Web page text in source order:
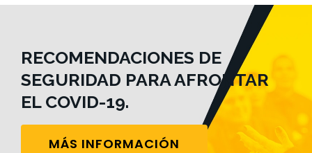
RECOMENDACIONES DE
SEGURIDAD PARA AFRONTAR
EL COVID-19.
MÁS INFORMACIÓN